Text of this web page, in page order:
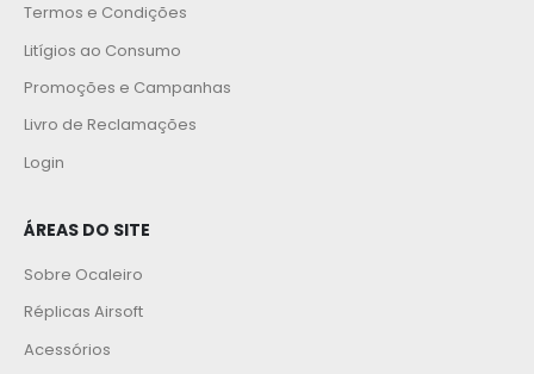
Termos e Condições
Litígios ao Consumo
Promoções e Campanhas
Livro de Reclamações
Login
ÁREAS DO SITE
Sobre Ocaleiro
Réplicas Airsoft
Acessórios